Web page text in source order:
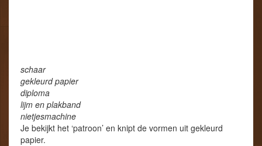
schaar
gekleurd papier
diploma
lijm en plakband
nietjesmachine
Je bekijkt het ‘patroon’ en knipt de vormen uit gekleurd
papier.